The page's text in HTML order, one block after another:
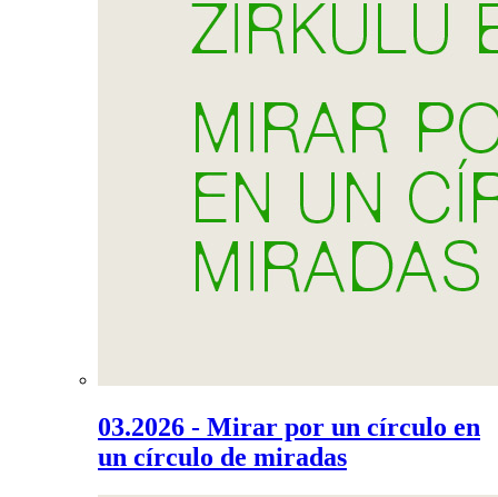
03.2026 - Mirar por un círculo en
un círculo de miradas